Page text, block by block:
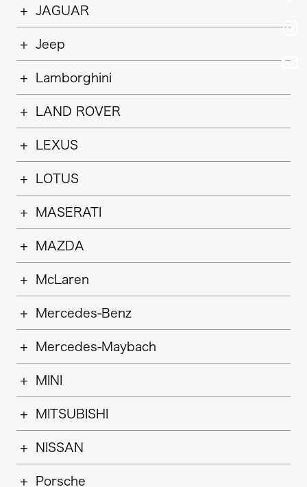
JAGUAR
Jeep
Lamborghini
LAND ROVER
LEXUS
LOTUS
MASERATI
MAZDA
McLaren
Mercedes-Benz
Mercedes-Maybach
MINI
MITSUBISHI
NISSAN
Porsche